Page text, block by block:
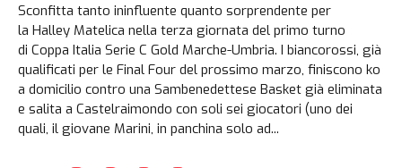
Sconfitta tanto ininfluente quanto sorprendente per
la Halley Matelica nella terza giornata del primo turno
di Coppa Italia Serie C Gold Marche-Umbria. I biancorossi, già
qualificati per le Final Four del prossimo marzo, finiscono ko
a domicilio contro una Sambenedettese Basket già eliminata
e salita a Castelraimondo con soli sei giocatori (uno dei
quali, il giovane Marini, in panchina solo ad...